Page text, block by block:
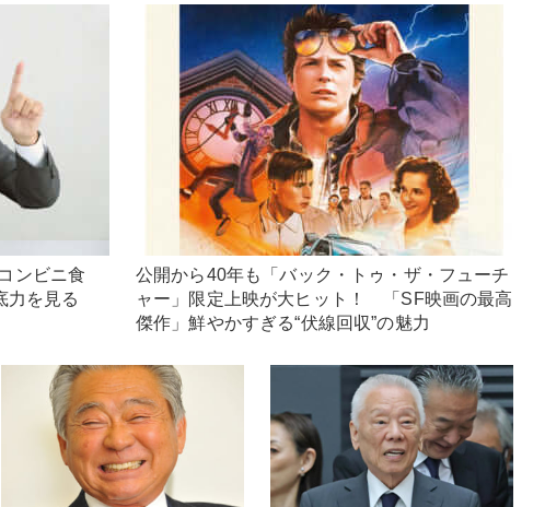
ンビニ食
力を見る
公開から40年も「バック・トゥ・ザ・フューチ
ャー」限定上映が大ヒット！ 「SF映画の最高
傑作」鮮やかすぎる“伏線回収”の魅力